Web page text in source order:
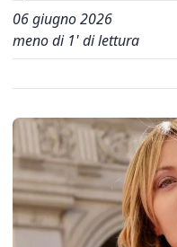
06 giugno 2026
meno di 1' di lettura